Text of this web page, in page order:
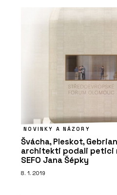
NOVINKY A NÁZORY
Švácha, Pleskot,
architekti podali petici
SEFO Jana Šépky
8. 1. 2019